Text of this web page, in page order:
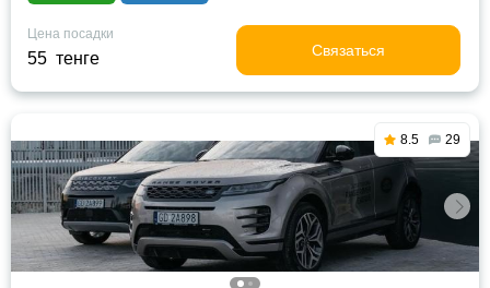
Цена посадки
55 тенге Связаться
8.5 29